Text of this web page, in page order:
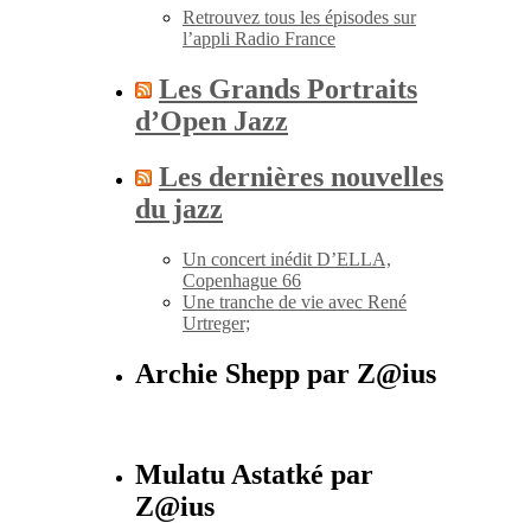
Retrouvez tous les épisodes sur
l’appli Radio France
Les Grands Portraits
d’Open Jazz
Les dernières nouvelles
du jazz
Un concert inédit D’ELLA,
Copenhague 66
Une tranche de vie avec René
Urtreger;
Archie Shepp par Z@ius
Mulatu Astatké par
Z@ius